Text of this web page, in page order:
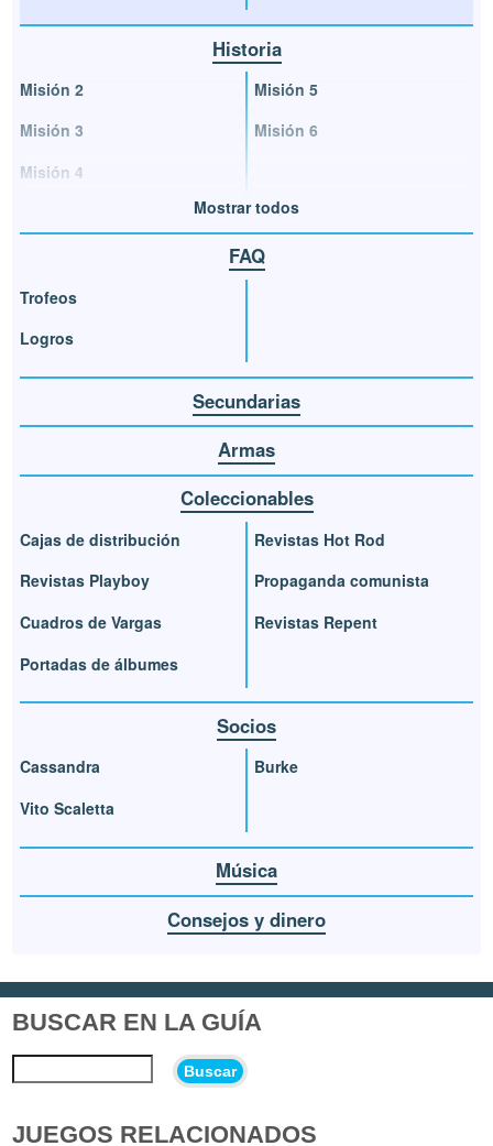
Historia
Misión 2
Misión 3
Misión 4
Misión 5
Misión 6
Mostrar todos
FAQ
Trofeos
Logros
Secundarias
Armas
Coleccionables
Cajas de distribución
Revistas Playboy
Cuadros de Vargas
Portadas de álbumes
Revistas Hot Rod
Propaganda comunista
Revistas Repent
Socios
Cassandra
Vito Scaletta
Burke
Música
Consejos y dinero
BUSCAR EN LA GUÍA
Buscar
JUEGOS RELACIONADOS